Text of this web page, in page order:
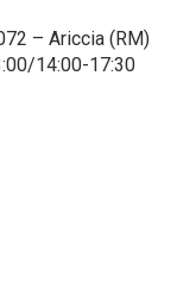
a
richieste
ITALIA e
da
per la
di tutte le
ossia
– Ariccia (RM)
14:00-17:30